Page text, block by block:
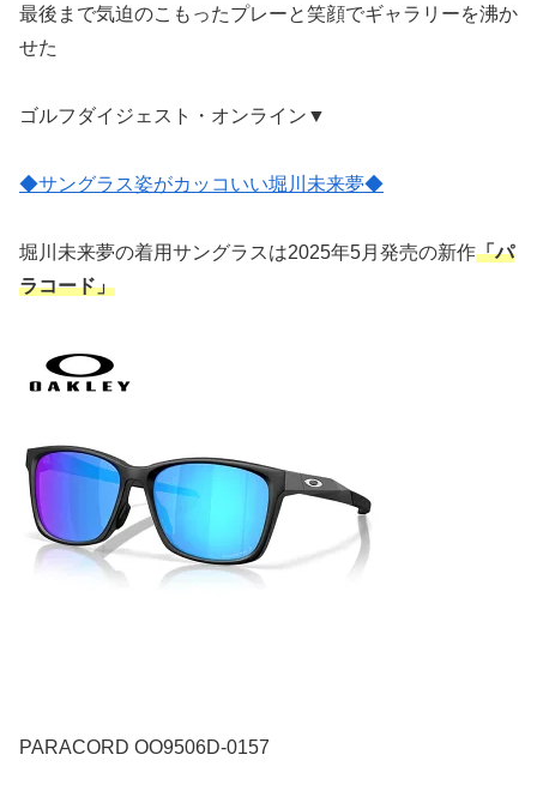
最後まで気迫のこもったプレーと笑顔でギャラリーを沸か
せた
ゴルフダイジェスト・オンライン▼
◆サングラス姿がカッコいい堀川未来夢◆
堀川未来夢の着用サングラスは2025年5月発売の新作「パ
ラコード」
PARACORD OO9506D-0157